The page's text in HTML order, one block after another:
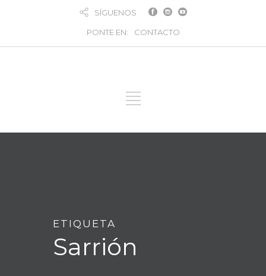
SÍGUENOS
PONTE EN: CONTACTO
ETIQUETA
Sarrión